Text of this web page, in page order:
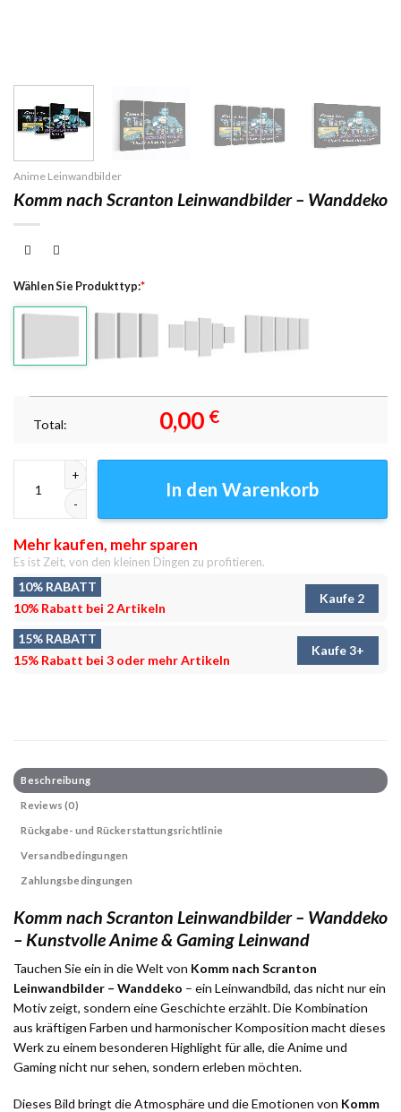
Anime Leinwandbilder
Komm nach Scranton Leinwandbilder – Wanddeko
Wählen Sie Produkttyp:*
Total: 0,00 €
In den Warenkorb
Mehr kaufen, mehr sparen
Es ist Zeit, von den kleinen Dingen zu profitieren.
10% RABATT
10% Rabatt bei 2 Artikeln
Kaufe 2
15% RABATT
15% Rabatt bei 3 oder mehr Artikeln
Kaufe 3+
Beschreibung
Reviews (0)
Rückgabe- und Rückerstattungsrichtlinie
Versandbedingungen
Zahlungsbedingungen
Komm nach Scranton Leinwandbilder – Wanddeko
– Kunstvolle Anime & Gaming Leinwand
Tauchen Sie ein in die Welt von Komm nach Scranton
Leinwandbilder – Wanddeko – ein Leinwandbild, das nicht nur ein
Motiv zeigt, sondern eine Geschichte erzählt. Die Kombination
aus kräftigen Farben und harmonischer Komposition macht dieses
Werk zu einem besonderen Highlight für alle, die Anime und
Gaming nicht nur sehen, sondern erleben möchten.
Dieses Bild bringt die Atmosphäre und die Emotionen von Komm